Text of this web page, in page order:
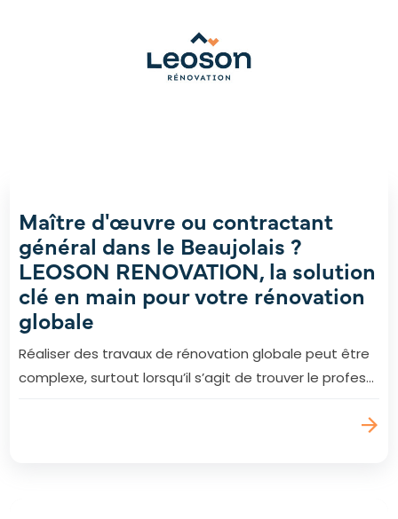
Maître d'œuvre ou contractant
général dans le Beaujolais ?
LEOSON RENOVATION, la solution
clé en main pour votre rénovation
globale
Réaliser des travaux de rénovation globale peut être
complexe, surtout lorsqu’il s’agit de trouver le profes...